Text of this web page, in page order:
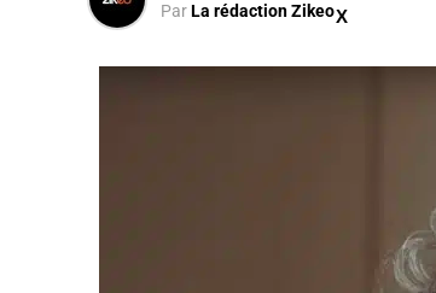
ParLa rédaction Zikeo